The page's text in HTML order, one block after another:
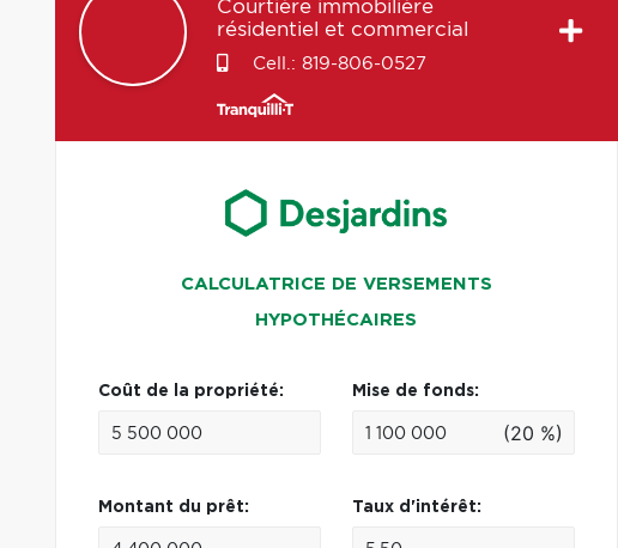
Courtière immobilière
résidentiel et commercial
Cell.: 819-806-0527
CALCULATRICE DE VERSEMENTS
HYPOTHÉCAIRES
Coût de la propriété: Mise de fonds:
(20 %)
Montant du prêt: Taux d'intérêt: